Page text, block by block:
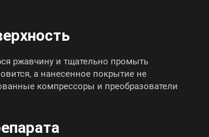
ржавчину и тщательно промыть
а нанесенное покрытие не
компрессоры и преобразователи